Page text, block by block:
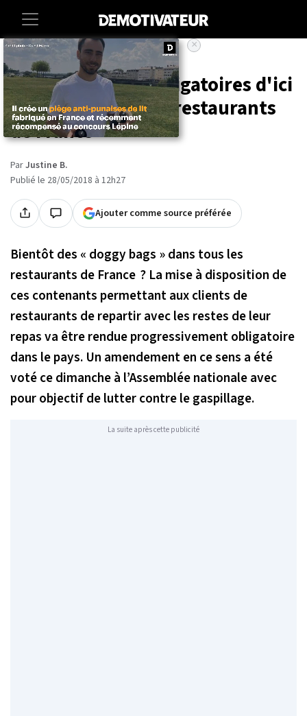
Accueil Societe
Les doggy bags obligatoires d'ici
2021 dans tous les restaurants
de France
ParJustine B.
Publié le 28/05/2018 à 12h27
Ajouter comme source préférée
Bientôt des « doggy bags » dans tous les
restaurants de France ? La mise à disposition de
ces contenants permettant aux clients de
restaurants de repartir avec les restes de leur
repas va être rendue progressivement obligatoire
dans le pays. Un amendement en ce sens a été
voté ce dimanche à l’Assemblée nationale avec
pour objectif de lutter contre le gaspillage.
La suite après cette publicité
×